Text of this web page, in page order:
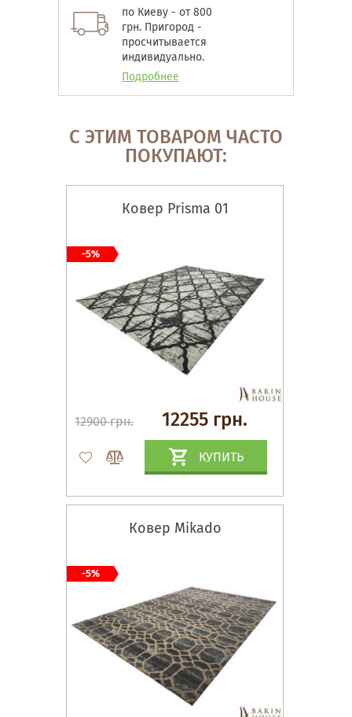
по Киеву - от 800
грн. Пригород -
просчитывается
индивидуально.
Подробнее
С ЭТИМ ТОВАРОМ ЧАСТО
ПОКУПАЮТ:
Ковер Prisma 01
12900 грн. 12255 грн.
КУПИТЬ
-5%
Ковер Mikado
-5%